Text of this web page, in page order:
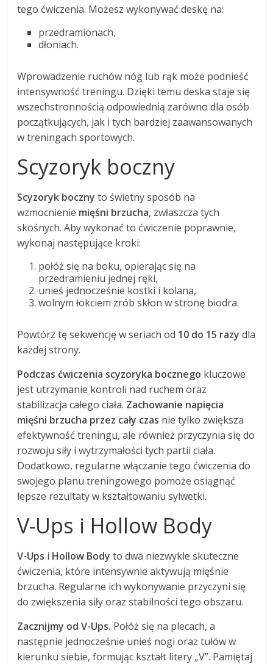
tego ćwiczenia. Możesz wykonywać deskę na:
przedramionach,
dłoniach.
Wprowadzenie ruchów nóg lub rąk może podnieść
intensywność treningu. Dzięki temu deska staje się
wszechstronnością odpowiednią zarówno dla osób
początkujących, jak i tych bardziej zaawansowanych
w treningach sportowych.
Scyzoryk boczny
Scyzoryk boczny to świetny sposób na
wzmocnienie mięśni brzucha, zwłaszcza tych
skośnych. Aby wykonać to ćwiczenie poprawnie,
wykonaj następujące kroki:
połóż się na boku, opierając się na
przedramieniu jednej ręki,
unieś jednocześnie kostki i kolana,
wolnym łokciem zrób skłon w stronę biodra.
Powtórz tę sekwencję w seriach od 10 do 15 razy dla
każdej strony.
Podczas ćwiczenia scyzoryka bocznego kluczowe
jest utrzymanie kontroli nad ruchem oraz
stabilizacja całego ciała. Zachowanie napięcia
mięśni brzucha przez cały czas nie tylko zwiększa
efektywność treningu, ale również przyczynia się do
rozwoju siły i wytrzymałości tych partii ciała.
Dodatkowo, regularne włączanie tego ćwiczenia do
swojego planu treningowego pomoże osiągnąć
lepsze rezultaty w kształtowaniu sylwetki.
V-Ups i Hollow Body
V-Ups i Hollow Body to dwa niezwykle skuteczne
ćwiczenia, które intensywnie aktywują mięśnie
brzucha. Regularne ich wykonywanie przyczyni się
do zwiększenia siły oraz stabilności tego obszaru.
Zacznijmy od V-Ups. Połóż się na plecach, a
następnie jednocześnie unieś nogi oraz tułów w
kierunku siebie, formując kształt litery „V”. Pamiętaj